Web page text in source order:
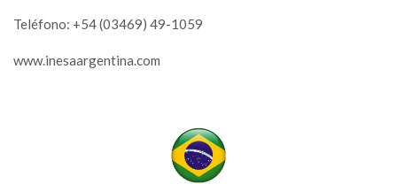
Teléfono: +54 (03469) 49-1059
www.inesaargentina.com